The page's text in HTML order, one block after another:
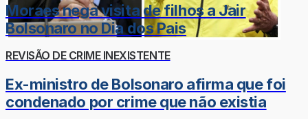
Moraes nega visita de filhos a Jair
Bolsonaro no Dia dos Pais
REVISÃO DE CRIME INEXISTENTE
Ex-ministro de Bolsonaro afirma que foi
condenado por crime que não existia